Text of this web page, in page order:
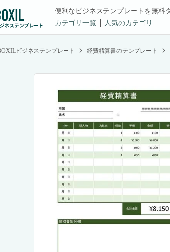
便利なビジネステンプレートを無料
カテゴリ一覧
人気のカテゴリ
ビジネステンプレート 経費精算書のテンプレート